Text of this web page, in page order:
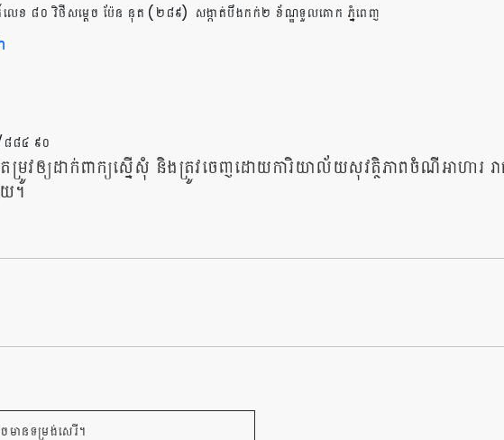
េខ ៨០ វិថីសម្តេច ប៉ែន នុត (២៨៩) សង្កាត់បឹងកក់២ ខ័ណ្ឌទួលគោក ភ្នំពេញ
៨៨៤ ៩០
វឲ្យដាក់ពាក្យស្នើសុំ និងត្រូវចេញដោយការិយាល័យ​សុវត្ថិភាពចំណីអាហារ រាជ
យ។
មានទម្រង់សេរី។